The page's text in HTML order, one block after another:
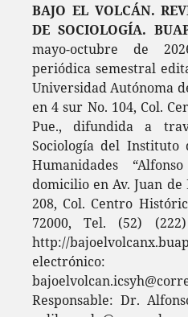
BAJO EL VOLCÁN.
DE SOCIOLOGÍA.
mayo-octubre de
periódica semestral
Universidad Autónoma
en 4 sur No. 104, Col.
Pue., difundida a
Sociología del Instituto
Humanidades
domicilio en Av. Juan de
208, Col. Centro
72000, Tel. (52)
http://
electrónico:
Responsable: Dr.